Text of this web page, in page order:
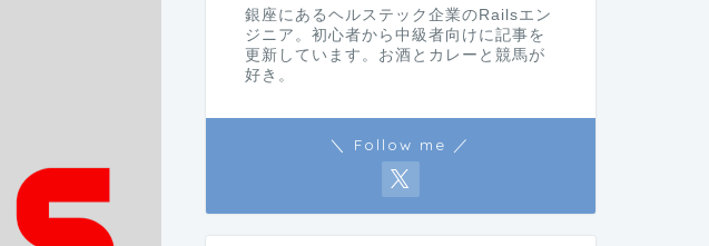
銀座にあるヘルステック企業のRailsエン
ジニア。初心者から中級者向けに記事を
更新しています。お酒とカレーと競馬が
好き。
＼ Follow me ／